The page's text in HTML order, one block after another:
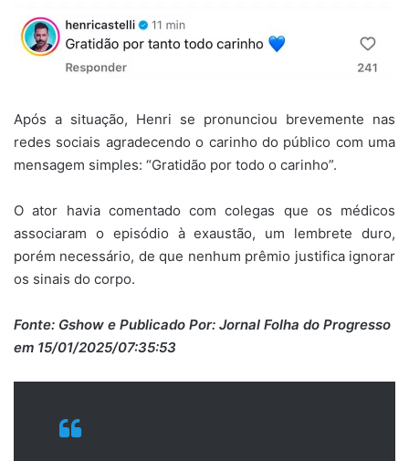
Após a situação, Henri se pronunciou brevemente nas
redes sociais agradecendo o carinho do público com uma
mensagem simples: “Gratidão por todo o carinho”.
O ator havia comentado com colegas que os médicos
associaram o episódio à exaustão, um lembrete duro,
porém necessário, de que nenhum prêmio justifica ignorar
os sinais do corpo.
Fonte: Gshow e Publicado Por: Jornal Folha do Progresso
em 15/01/2025/07:35:53